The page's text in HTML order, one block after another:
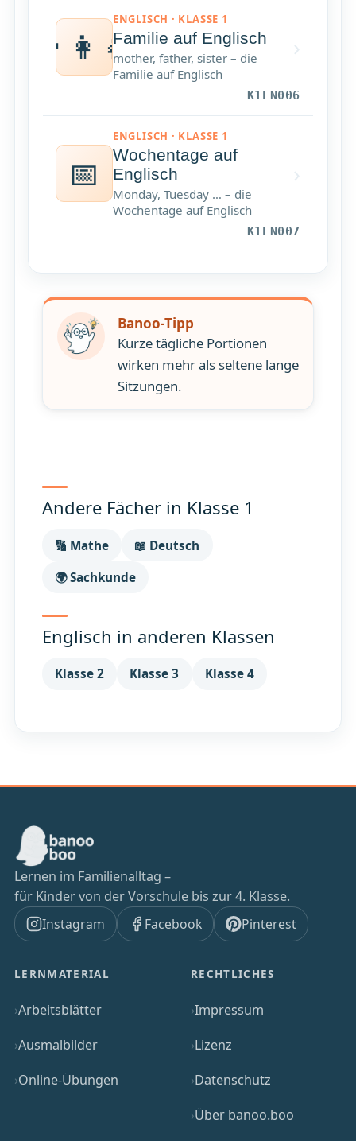
👨‍👩‍👧
ENGLISCH · KLASSE 1
Familie auf Englisch
mother, father, sister – die
Familie auf Englisch
K1EN006
›
📅
ENGLISCH · KLASSE 1
Wochentage auf
Englisch
Monday, Tuesday … – die
Wochentage auf Englisch
K1EN007
›
Banoo-Tipp
Kurze tägliche Portionen
wirken mehr als seltene lange
Sitzungen.
Andere Fächer in Klasse 1
🔢 Mathe 📖 Deutsch
🌍 Sachkunde
Englisch in anderen Klassen
Klasse 2 Klasse 3 Klasse 4
Lernen im Familienalltag –
für Kinder von der Vorschule bis zur 4. Klasse.
Instagram
Facebook Pinterest
LERNMATERIAL
Arbeitsblätter
Ausmalbilder
Online-Übungen
RECHTLICHES
Impressum
Lizenz
Datenschutz
Über banoo.boo